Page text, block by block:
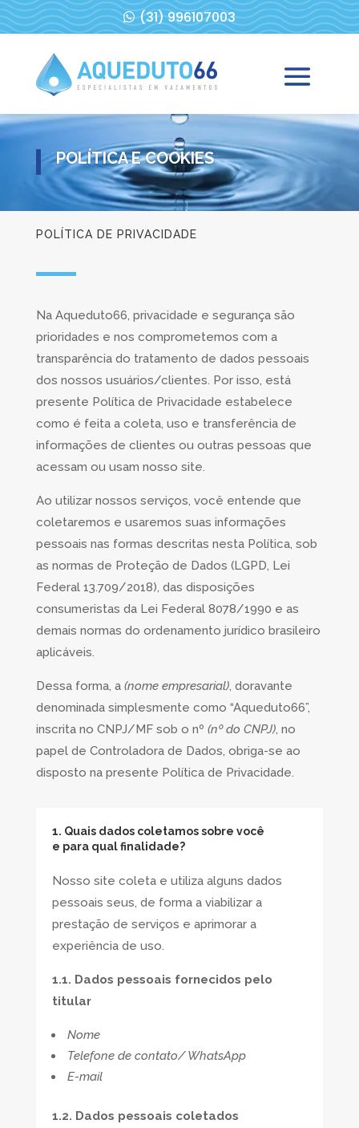
(31) 996107003
POLÍTICA E COOKIES
POLÍTICA DE PRIVACIDADE
Na Aqueduto66, privacidade e segurança são
prioridades e nos comprometemos com a
transparência do tratamento de dados pessoais
dos nossos usuários/clientes. Por isso, está
presente Política de Privacidade estabelece
como é feita a coleta, uso e transferência de
informações de clientes ou outras pessoas que
acessam ou usam nosso site.
Ao utilizar nossos serviços, você entende que
coletaremos e usaremos suas informações
pessoais nas formas descritas nesta Política, sob
as normas de Proteção de Dados (LGPD, Lei
Federal 13.709/2018), das disposições
consumeristas da Lei Federal 8078/1990 e as
demais normas do ordenamento jurídico brasileiro
aplicáveis.
Dessa forma, a (nome empresarial), doravante
denominada simplesmente como “Aqueduto66”,
inscrita no CNPJ/MF sob o nº (nº do CNPJ), no
papel de Controladora de Dados, obriga-se ao
disposto na presente Política de Privacidade.
1. Quais dados coletamos sobre você
e para qual finalidade?
Nosso site coleta e utiliza alguns dados
pessoais seus, de forma a viabilizar a
prestação de serviços e aprimorar a
experiência de uso.
1.1. Dados pessoais fornecidos pelo
titular
Nome
Telefone de contato/ WhatsApp
E-mail
1.2. Dados pessoais coletados